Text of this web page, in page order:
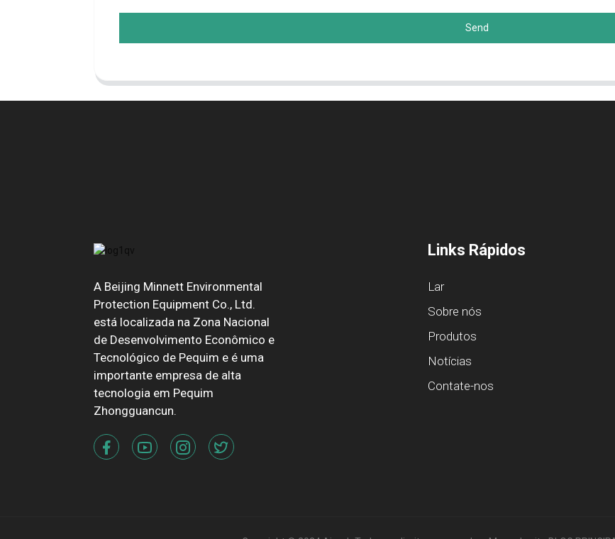
Send
A Beijing Minnett Environmental
Protection Equipment Co., Ltd.
está localizada na Zona Nacional
de Desenvolvimento Econômico e
Tecnológico de Pequim e é uma
importante empresa de alta
tecnologia em Pequim
Zhongguancun.
Links Rápidos
Lar
Sobre nós
Produtos
Notícias
Contate-nos